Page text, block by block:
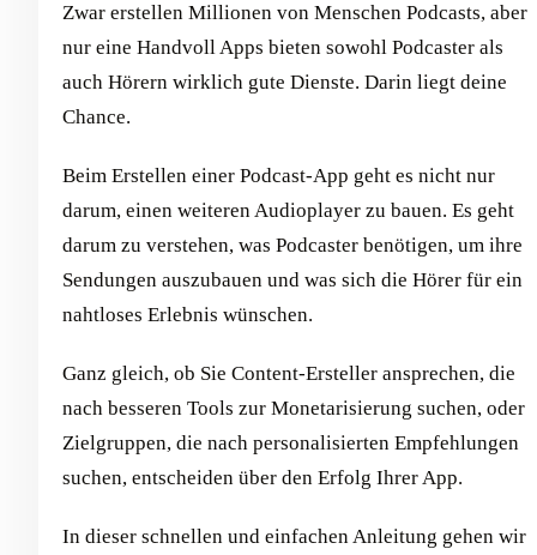
Zwar erstellen Millionen von Menschen Podcasts, aber
nur eine Handvoll Apps bieten sowohl Podcaster als
auch Hörern wirklich gute Dienste. Darin liegt deine
Chance.
Beim Erstellen einer Podcast-App geht es nicht nur
darum, einen weiteren Audioplayer zu bauen. Es geht
darum zu verstehen, was Podcaster benötigen, um ihre
Sendungen auszubauen und was sich die Hörer für ein
nahtloses Erlebnis wünschen.
Ganz gleich, ob Sie Content-Ersteller ansprechen, die
nach besseren Tools zur Monetarisierung suchen, oder
Zielgruppen, die nach personalisierten Empfehlungen
suchen, entscheiden über den Erfolg Ihrer App.
In dieser schnellen und einfachen Anleitung gehen wir